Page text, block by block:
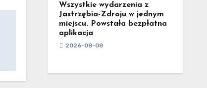
Wszystkie wydarzenia z
Jastrzębia-Zdroju w jednym
miejscu. Powstała bezpłatna
aplikacja
2026-08-08